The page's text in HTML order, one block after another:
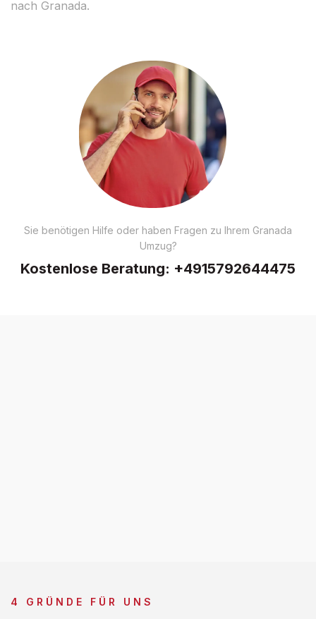
nach Granada.
Sie benötigen Hilfe oder haben Fragen zu Ihrem Granada
Umzug?
Kostenlose Beratung: +4915792644475
4 GRÜNDE FÜR UNS